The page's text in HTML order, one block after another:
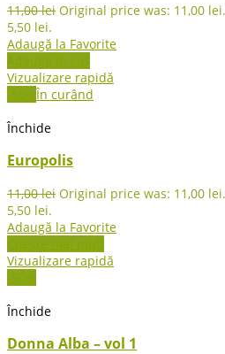
11,00lei Original price was: 11,00 lei.
5,50 lei.
Adaugă la Favorite
Adaugă în coș
Vizualizare rapidă
-50% În curând
Închide
Europolis
11,00lei Original price was: 11,00 lei.
5,50 lei.
Adaugă la Favorite
Citește mai mult
Vizualizare rapidă
-50%
Închide
Donna Alba – vol 1